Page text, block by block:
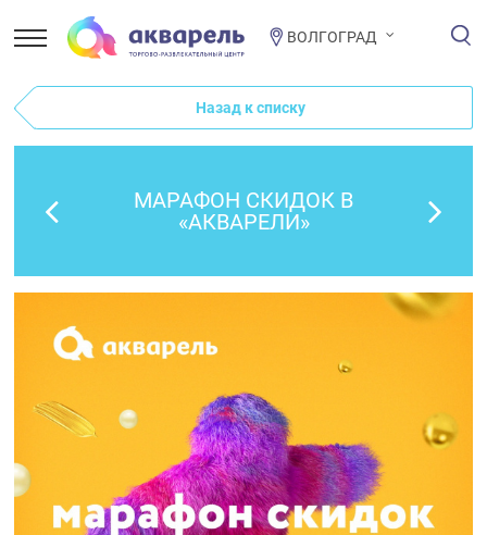
ВОЛГОГРАД
Назад к списку
МАРАФОН СКИДОК В
«АКВАРЕЛИ»